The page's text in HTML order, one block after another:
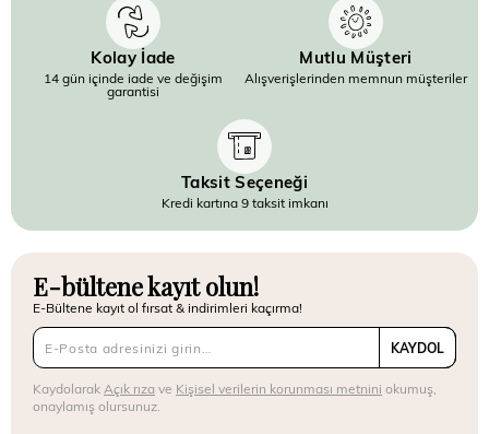
Kolay İade
14 gün içinde iade ve değişim
garantisi
Mutlu Müşteri
Alışverişlerinden memnun müşteriler
Taksit Seçeneği
Kredi kartına 9 taksit imkanı
E-bültene kayıt olun!
E-Bültene kayıt ol fırsat & indirimleri kaçırma!
KAYDOL
Kaydolarak Açık rızave Kişisel verilerin korunması metnini okumuş,
onaylamış olursunuz.